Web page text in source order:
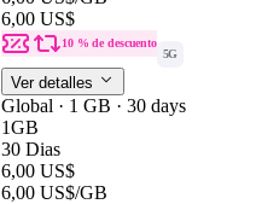
6,00 US$
10 % de descuento
5G
Ver detalles
Global · 1 GB · 30 days
1GB
30 Dias
6,00 US$
6,00 US$/GB